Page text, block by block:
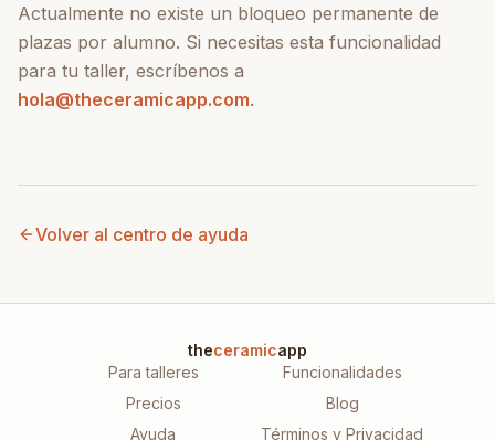
Actualmente no existe un bloqueo permanente de
plazas por alumno. Si necesitas esta funcionalidad
para tu taller, escríbenos a
hola@theceramicapp.com.
Volver al centro de ayuda
theceramicapp
Para talleres
Funcionalidades
Precios
Blog
Ayuda
Términos y Privacidad